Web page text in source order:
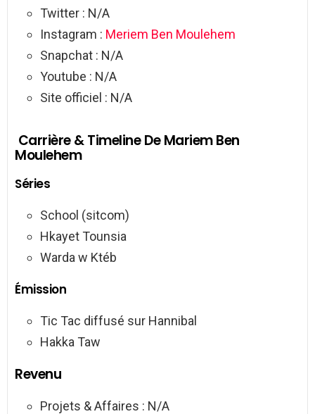
Twitter : N/A
Instagram : Meriem Ben Moulehem
Snapchat : N/A
Youtube : N/A
Site officiel : N/A
Carrière & Timeline De Mariem Ben
Moulehem
Séries
School (sitcom)
Hkayet Tounsia
Warda w Ktéb
Émission
Tic Tac diffusé sur Hannibal
Hakka Taw
Revenu
Projets & Affaires : N/A